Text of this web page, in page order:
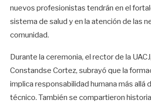
nuevos profesionistas tendrán en el
sistema de salud y en la atención de las
comunidad.
Durante la ceremonia, el rector de la
Constandse Cortez, subrayó que la
implica responsabilidad humana más allá
técnico. También se compartieron